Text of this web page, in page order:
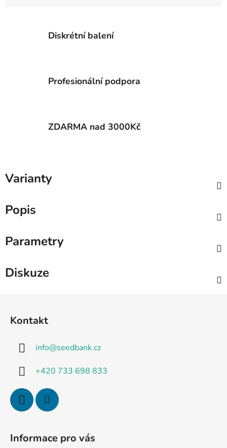
Diskrétní balení
Profesionální podpora
ZDARMA nad 3000Kč
Varianty
Popis
Parametry
Diskuze
Kontakt
info@seedbank.cz
+420 733 698 833
Informace pro vás